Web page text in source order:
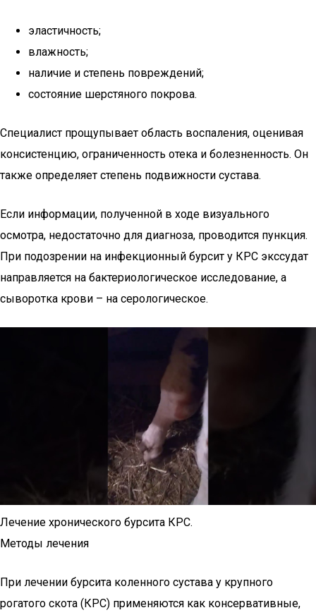
эластичность;
влажность;
наличие и степень повреждений;
состояние шерстяного покрова.
Специалист прощупывает область воспаления, оценивая
консистенцию, ограниченность отека и болезненность. Он
также определяет степень подвижности сустава.
Если информации, полученной в ходе визуального
осмотра, недостаточно для диагноза, проводится пункция.
При подозрении на инфекционный бурсит у КРС экссудат
направляется на бактериологическое исследование, а
сыворотка крови – на серологическое.
Лечение хронического бурсита КРС.
Методы лечения
При лечении бурсита коленного сустава у крупного
рогатого скота (КРС) применяются как консервативные,